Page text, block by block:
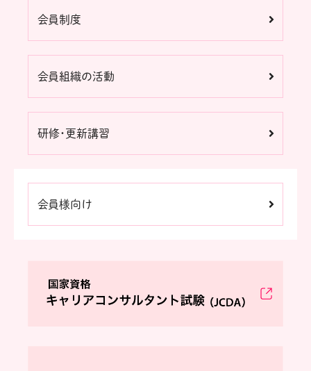
会員制度
会員組織の活動
研修・更新講習
会員様向け